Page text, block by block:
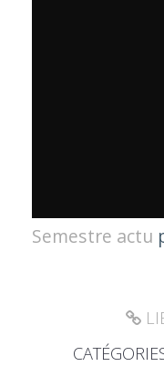
Semestre actu